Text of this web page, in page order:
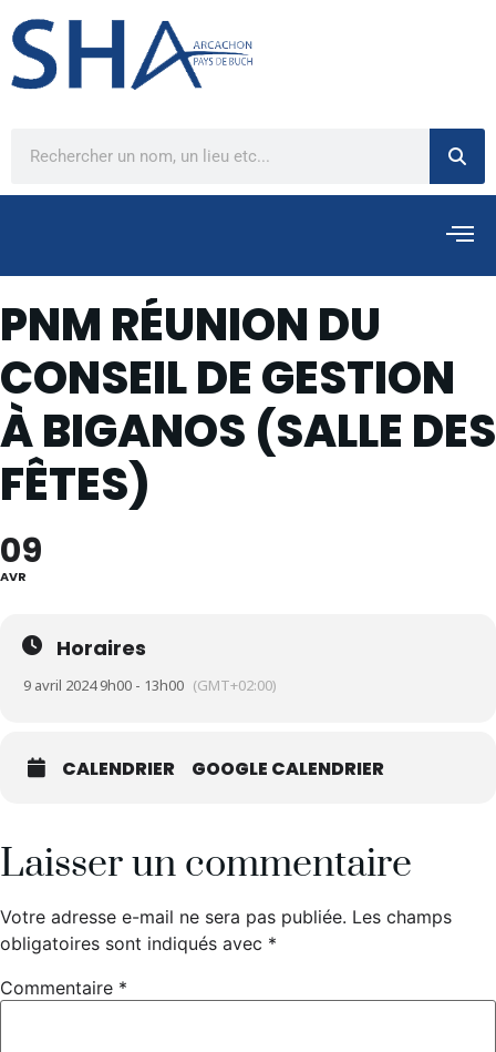
PNM RÉUNION DU
CONSEIL DE GESTION
À BIGANOS (SALLE DES
FÊTES)
09
AVR
Horaires
9 avril 2024 9h00 - 13h00 (GMT+02:00)
CALENDRIER GOOGLE CALENDRIER
Laisser un commentaire
Votre adresse e-mail ne sera pas publiée. Les champs
obligatoires sont indiqués avec *
Commentaire *